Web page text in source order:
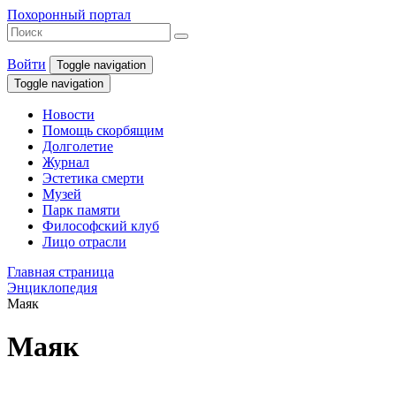
Похоронный портал
Войти
Toggle navigation
Toggle navigation
Новости
Помощь скорбящим
Долголетие
Журнал
Эстетика смерти
Музей
Парк памяти
Философский клуб
Лицо отрасли
Главная страница
Энциклопедия
Маяк
Маяк